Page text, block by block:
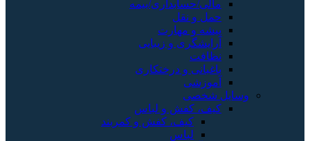
مالی/حسابداری/بیمه
حمل و نقل
پیشه و مهارت
آرایشگری و زیبایی
نظافت
باغبانی و درختکاری
آموزشی
وسایل شخصی
کیف، کفش و لباس
کیف، کفش و کمربند